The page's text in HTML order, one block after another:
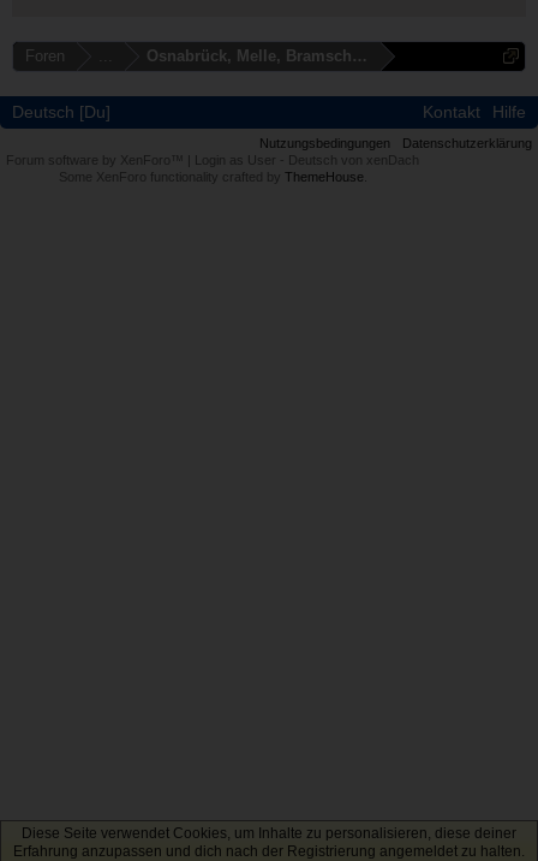
Foren ... Osnabrück, Melle, Bramsche, Vechta
Deutsch [Du] Kontakt Hilfe
Nutzungsbedingungen
Datenschutzerklärung
Forum software by XenForo™
Login as User - Deutsch von xenDach
Some XenForo functionality crafted by ThemeHouse
Diese Seite verwendet Cookies, um Inhalte zu personalisieren, diese deiner
Erfahrung anzupassen und dich nach der Registrierung angemeldet zu halten.